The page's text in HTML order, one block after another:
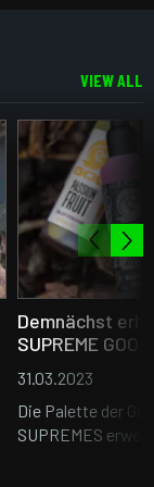
VIEW ALL
Demnächst
SUPREME GOOs!
31.03.2023
Die Palette der
SUPREMES